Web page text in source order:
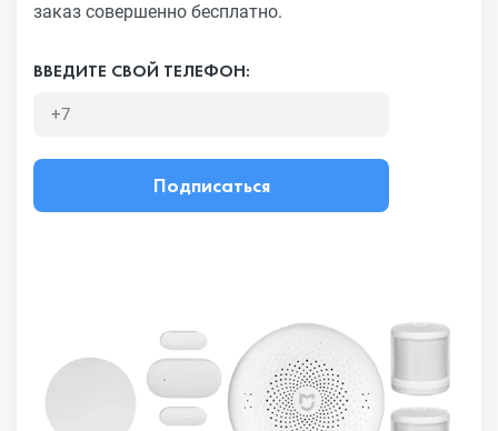
заказ совершенно бесплатно.
ВВЕДИТЕ СВОЙ ТЕЛЕФОН:
Подписаться